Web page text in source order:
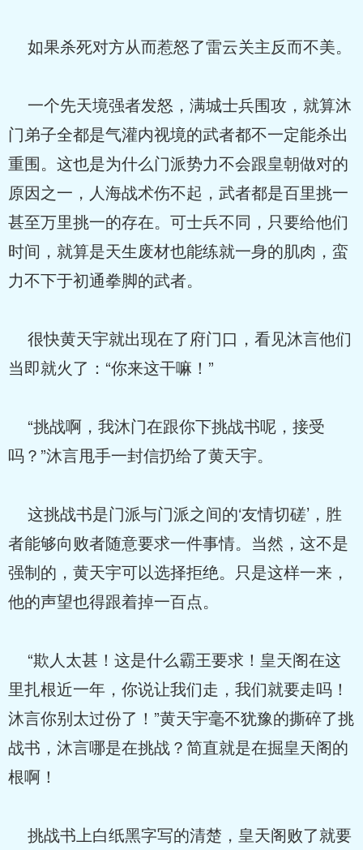
如果杀死对方从而惹怒了雷云关主反而不美。
一个先天境强者发怒，满城士兵围攻，就算沐
门弟子全都是气灌内视境的武者都不一定能杀出
重围。这也是为什么门派势力不会跟皇朝做对的
原因之一，人海战术伤不起，武者都是百里挑一
甚至万里挑一的存在。可士兵不同，只要给他们
时间，就算是天生废材也能练就一身的肌肉，蛮
力不下于初通拳脚的武者。
很快黄天宇就出现在了府门口，看见沐言他们
当即就火了：“你来这干嘛！”
“挑战啊，我沐门在跟你下挑战书呢，接受
吗？”沐言甩手一封信扔给了黄天宇。
这挑战书是门派与门派之间的‘友情切磋’，胜
者能够向败者随意要求一件事情。当然，这不是
强制的，黄天宇可以选择拒绝。只是这样一来，
他的声望也得跟着掉一百点。
“欺人太甚！这是什么霸王要求！皇天阁在这
里扎根近一年，你说让我们走，我们就要走吗！
沐言你别太过份了！”黄天宇毫不犹豫的撕碎了挑
战书，沐言哪是在挑战？简直就是在掘皇天阁的
根啊！
挑战书上白纸黑字写的清楚，皇天阁败了就要